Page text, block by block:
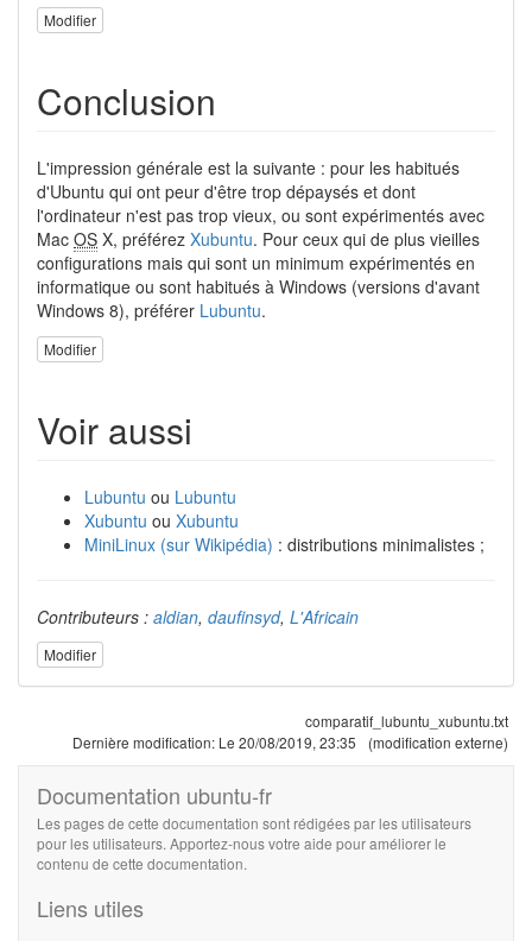
Modifier
Conclusion
L'impression générale est la suivante : pour les habitués
d'Ubuntu qui ont peur d'être trop dépaysés et dont
l'ordinateur n'est pas trop vieux, ou sont expérimentés avec
Mac OS X, préférez Xubuntu. Pour ceux qui de plus vieilles
configurations mais qui sont un minimum expérimentés en
informatique ou sont habitués à Windows (versions d'avant
Windows 8), préférer Lubuntu.
Modifier
Voir aussi
Lubuntu ou Lubuntu
Xubuntu ou Xubuntu
MiniLinux (sur Wikipédia) : distributions minimalistes ;
Contributeurs : aldian, daufinsyd, L'Africain
Modifier
comparatif_lubuntu_xubuntu.txt
Dernière modification: Le 20/08/2019, 23:35 (modification externe)
Documentation ubuntu-fr
Les pages de cette documentation sont rédigées par les utilisateurs
pour les utilisateurs. Apportez-nous votre aide pour améliorer le
contenu de cette documentation.
Liens utiles